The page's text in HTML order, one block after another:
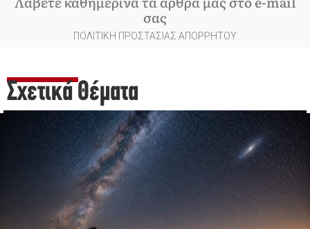
σας
ΠΟΛΙΤΙΚΗ ΠΡΟΣΤΑΣΙΑΣ ΑΠΟΡΡΗΤΟΥ
Σχετικά Θέματα